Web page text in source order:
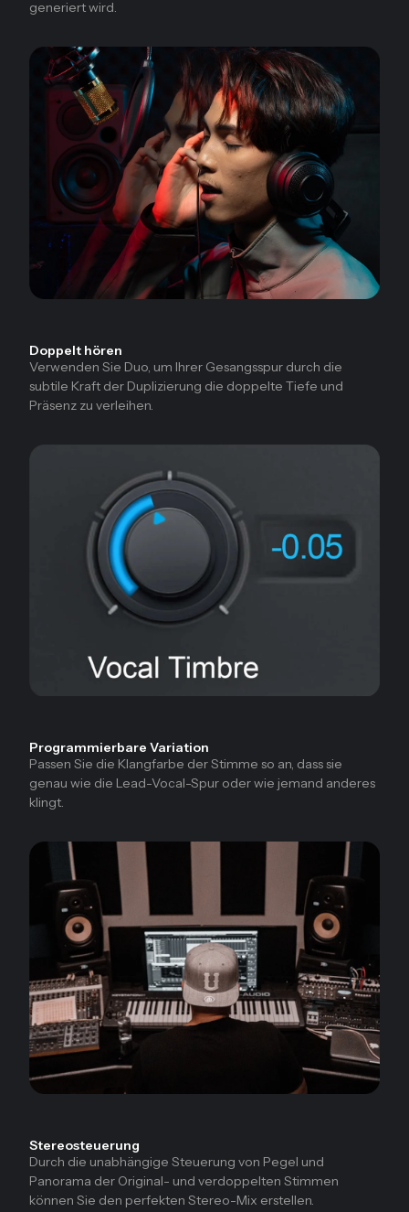
generiert wird.
Doppelt hören
Verwenden Sie Duo, um Ihrer Gesangsspur durch die
subtile Kraft der Duplizierung die doppelte Tiefe und
Präsenz zu verleihen.
Programmierbare Variation
Passen Sie die Klangfarbe der Stimme so an, dass sie
genau wie die Lead-Vocal-Spur oder wie jemand anderes
klingt.
Stereosteuerung
Durch die unabhängige Steuerung von Pegel und
Panorama der Original- und verdoppelten Stimmen
können Sie den perfekten Stereo-Mix erstellen.